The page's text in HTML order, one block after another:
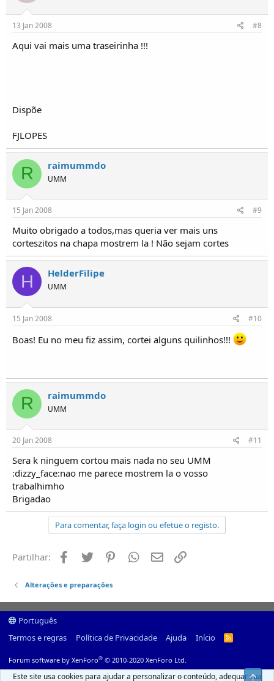
13 Jan 2008 #8
Aqui vai mais uma traseirinha !!!
Dispõe
FJLOPES
R raimummdo
UMM
15 Jan 2008 #9
Muito obrigado a todos,mas queria ver mais uns
corteszitos na chapa mostrem la ! Não sejam cortes
H HelderFilipe
UMM
15 Jan 2008 #10
Boas! Eu no meu fiz assim, cortei alguns quilinhos!!!
R raimummdo
UMM
20 Jan 2008 #11
Sera k ninguem cortou mais nada no seu UMM
:dizzy_face:nao me parece mostrem la o vosso
trabalhimho
Brigadao
Para comentar, faça login ou efetue o registo.
Partilhar: Facebook
Twitter PinterestWhatsapp
Email
Alterações e preparações
Português
Termos e regras
Política de Privacidade Ajuda Início
R
Forum software by XenForo® © 2010-2020 XenForo Ltd.
Este site usa cookies para ajudar a personalizar o conteúdo, adequar sua
Top